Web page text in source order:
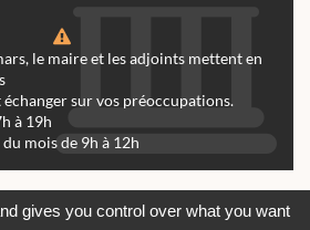
le maire et les adjoints mettent en
sur vos préoccupations.
à 19h
mois de 9h à 12h
gives you control over what you want